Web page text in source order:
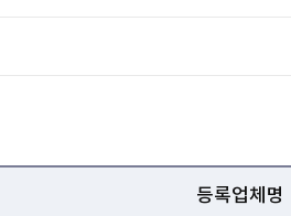
등록업체명